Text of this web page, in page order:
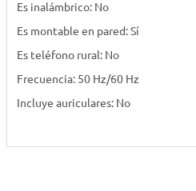
Es inalámbrico: No
Es montable en pared: Sí
Es teléfono rural: No
Frecuencia: 50 Hz/60 Hz
Incluye auriculares: No